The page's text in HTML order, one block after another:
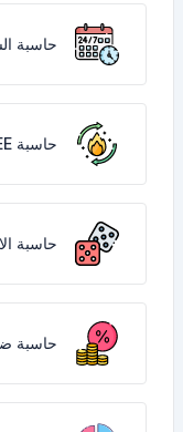
حاسبة
حاسبة TDEE
حاسبة
حاسبة